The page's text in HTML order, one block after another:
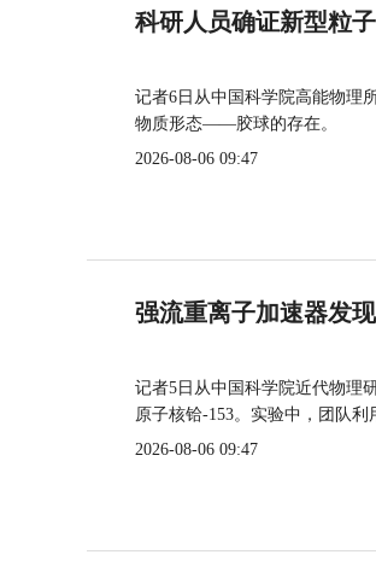
科研人员确证新型粒
记者6日从中国科学院高能物理
物质形态——胶球的存在。
2026-08-06 09:47
强流重离子加速器发
记者5日从中国科学院近代物理
原子核铪-153。实验中，团队
2026-08-06 09:47